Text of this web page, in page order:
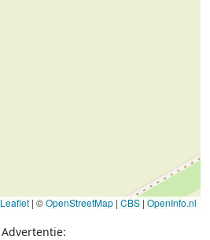
Leaflet | ©OpenStreetMap |CBS | OpenInfo.nl
Advertentie: